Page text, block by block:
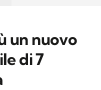
un nuovo
di 7